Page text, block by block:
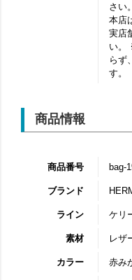
さい。
本店
実店
い。
らず
す。
商品情報
商品番号 bag-
ブランド
ライン ケリ
素材 レザ
カラー 赤み